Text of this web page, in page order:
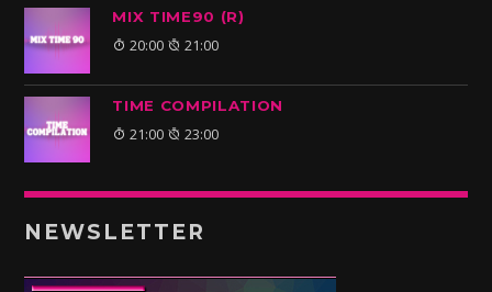
MIX TIME90 (R)
20:00 21:00
TIME COMPILATION
21:00 23:00
NEWSLETTER